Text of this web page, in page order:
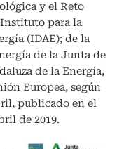
y el Reto
para la
(IDAE); de la
de la Junta de
de la Energía,
Europea, según
publicado en el
de 2019.